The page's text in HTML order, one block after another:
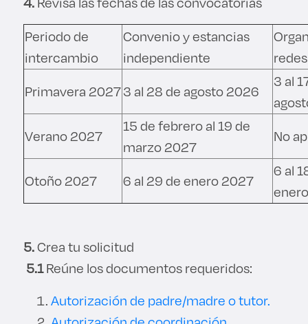
Periodo de
intercambio
Convenio y estancias
independiente
redes
Primavera 20273 al 28 de agosto 2026
3 al
Verano 2027
15 de febrero al 19 de
marzo 2027
No
Otoño 2027 6 al 29 de enero 2027
6 al
5.Crea tu solicitud
5.1Reúne los documentos requeridos:
Autorización de padre/madre o tutor.